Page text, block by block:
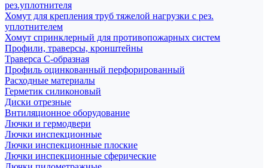
рез.уплотнителя
Хомут для крепления труб тяжелой нагрузки с рез.
уплотнителем
Хомут спринклерный для противопожарных систем
Профили, траверсы, кронштейны
Траверса С-образная
Профиль оцинкованный перфорированный
Расходные материалы
Герметик силиконовый
Диски отрезные
Внтиляционное оборудование
Лючки и гермодвери
Лючки инспекционные
Лючки инспекционные плоские
Лючки инспекционные сферические